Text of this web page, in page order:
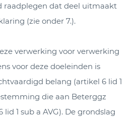
raadplegen dat deel uitmaakt
(zie onder 7.).
verwerking voor verwerking
voor deze doeleinden is
belang (artikel 6 lid 1
die aan Beterggz
1 sub a AVG). De grondslag